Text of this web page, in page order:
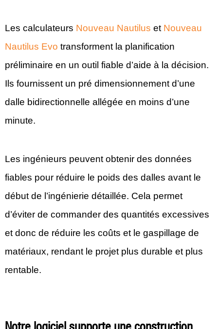
Les calculateurs Nouveau Nautilus et Nouveau
Nautilus Evo transforment la planification
préliminaire en un outil fiable d’aide à la décision.
Ils fournissent un pré dimensionnement d’une
dalle bidirectionnelle allégée en moins d’une
minute.
Les ingénieurs peuvent obtenir des données
fiables pour réduire le poids des dalles avant le
début de l’ingénierie détaillée. Cela permet
d’éviter de commander des quantités excessives
et donc de réduire les coûts et le gaspillage de
matériaux, rendant le projet plus durable et plus
rentable.